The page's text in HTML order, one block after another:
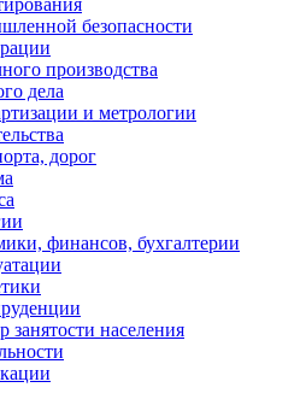
безопасности
производства
дела
и метрологии
дорог
финансов, бухгалтерии
занятости населения